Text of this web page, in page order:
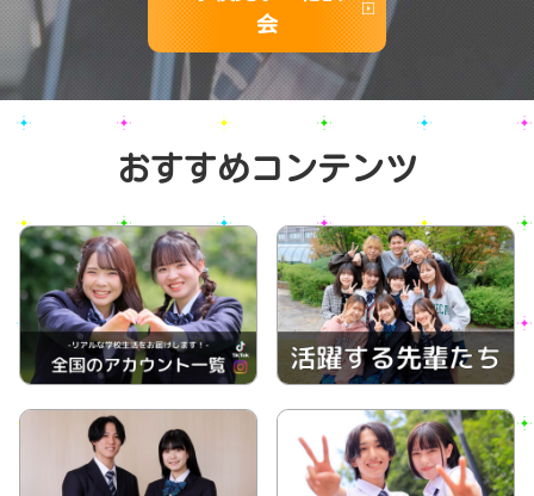
会
おすすめコンテンツ